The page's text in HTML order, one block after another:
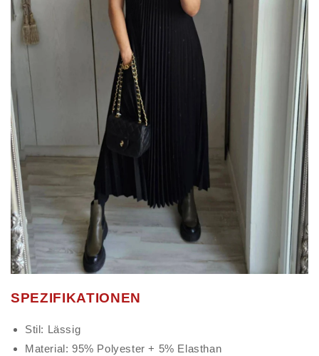
SPEZIFIKATIONEN
Stil: Lässig
Material: 95% Polyester + 5% Elasthan